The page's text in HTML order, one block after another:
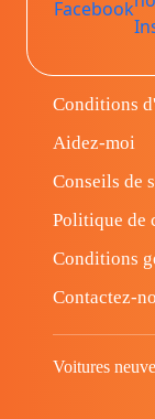
Conditions
Aidez-moi
Conseils de
Politique de
Conditions
Contactez-
Voitures